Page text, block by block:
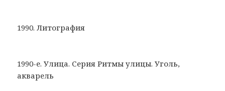
1990. Литография
1990-е. Улица. Серия Ритмы улицы. Уголь,
акварель